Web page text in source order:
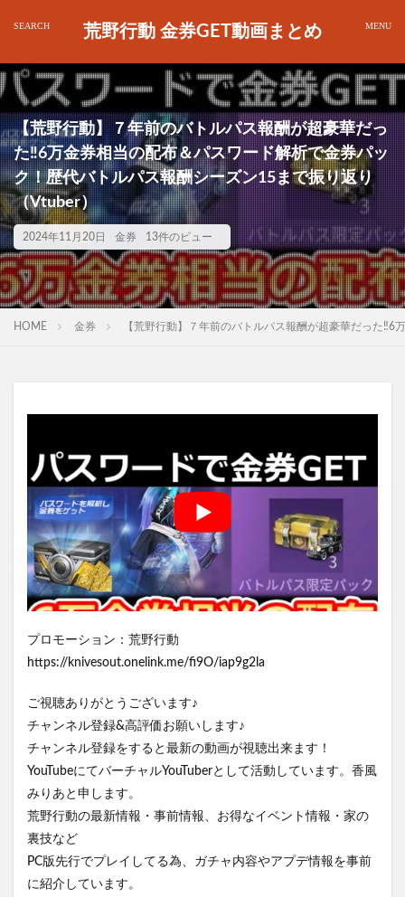
荒野行動 金券GET動画まとめ
【荒野行動】７年前のバトルパス報酬が超豪華だっ
た‼6万金券相当の配布＆パスワード解析で金券パッ
ク！歴代バトルパス報酬シーズン15まで振り返り
（Vtuber）
2024年11月20日 金券 13件のビュー
HOME 金券 【荒野行動】７年前のバトルパス報酬が超豪華だった
プロモーション：荒野行動
https://knivesout.onelink.me/fi9O/iap9g2la
ご視聴ありがとうございます♪
チャンネル登録&高評価お願いします♪
チャンネル登録をすると最新の動画が視聴出来ます！
YouTubeにてバーチャルYouTuberとして活動しています。香風
みりあと申します。
荒野行動の最新情報・事前情報、お得なイベント情報・家の
裏技など
PC版先行でプレイしてる為、ガチャ内容やアプデ情報を事前
に紹介しています。